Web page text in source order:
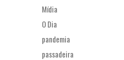
Mídia
O Dia
pandemia
passadeira